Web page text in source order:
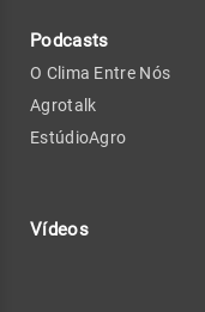
Podcasts
O Clima Entre Nós
Agrotalk
EstúdioAgro
Vídeos